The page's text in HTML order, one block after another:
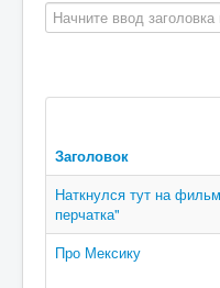
Контакты
Начните ввод заголовка
Заголовок
Наткнулся тут на
перчатка"
Про Мексику